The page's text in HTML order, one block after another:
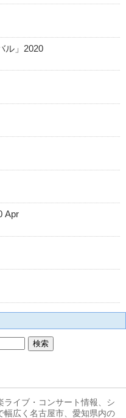
ル」2020
Apr
イブ・コンサート情報、シ
幅広く名古屋市、愛知県内の